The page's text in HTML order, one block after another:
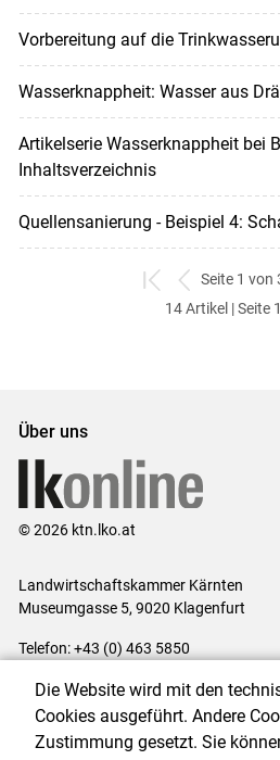
Vorbereitung auf die
Wasserknappheit: Wasser aus
Artikelserie Wasserknappheit bei
Inhaltsverzeichnis
Quellensanierung - Beispiel 4:
zum
ersten
zurück
zum
Seite 1 von
14 Artikel | Seite
Über uns
© 2026 ktn.lko.at
Landwirtschaftskammer Kärnten
Museumgasse 5, 9020 Klagenfurt
Telefon: +43 (0) 463 5850
Impressum|Kontakt|
Cookie-Einstellungen
Die Website wird mit den
Cookies ausgeführt. Andere
Zustimmung gesetzt. Sie